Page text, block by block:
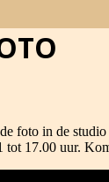
foto in de
tot 17.00 uur.